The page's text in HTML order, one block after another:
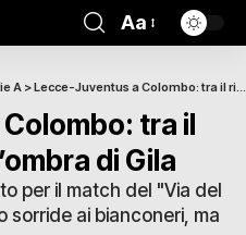
Aa
A >Lecce-Juventus a Colombo: tra il ricordo di Adzic e l’ombra di Gila
tra il
di Gila
per il match del "Via del
sorride ai bianconeri, ma